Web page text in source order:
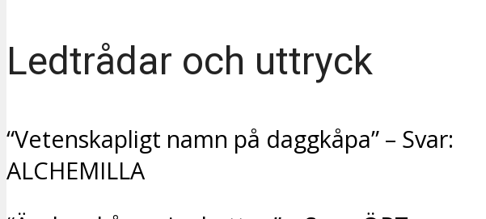
Ledtrådar och uttryck
“Vetenskapligt namn på daggkåpa” – Svar:
ALCHEMILLA